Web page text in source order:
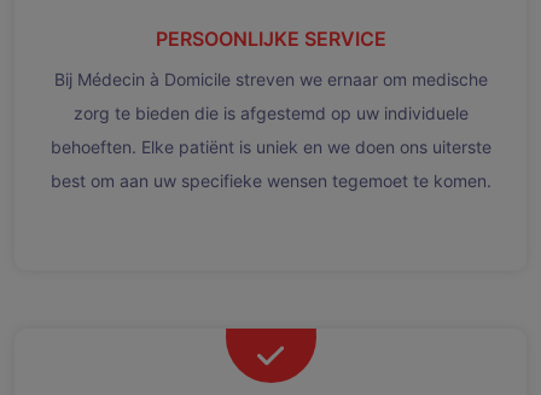
PERSOONLIJKE SERVICE
Bij Médecin à Domicile streven we ernaar om medische
zorg te bieden die is afgestemd op uw individuele
behoeften. Elke patiënt is uniek en we doen ons uiterste
best om aan uw specifieke wensen tegemoet te komen.